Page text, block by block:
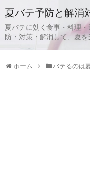
夏バテ予防と解消
夏バテに効く食事・料理
防・対策・解消して、夏
ホーム バテるのは